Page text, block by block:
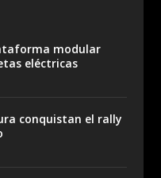
modular
eléctricas
conquistan el rally